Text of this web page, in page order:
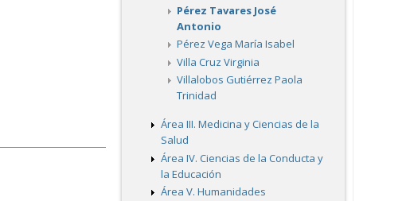
Pérez Tavares José
Antonio
Pérez Vega María Isabel
Villa Cruz Virginia
Villalobos Gutiérrez Paola
Trinidad
Área III. Medicina y Ciencias de la
Salud
Área IV. Ciencias de la Conducta y
la Educación
Área V. Humanidades